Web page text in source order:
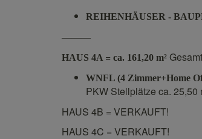
REIHENHÄUSER -
———
HAUS 4A = ca. 161,20 m²
WNFL (4 Zimmer+Home
PKW Stellplätze ca. 25,50
HAUS 4B = VERKAUFT!
HAUS 4C = VERKAUFT!